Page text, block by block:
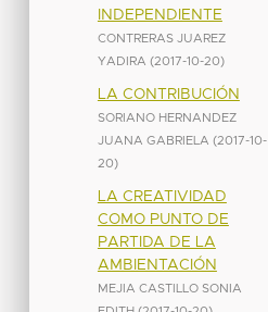
INDEPENDIENTE
CONTRERAS JUAREZ
YADIRA (2017-10-20)
LA CONTRIBUCIÓN
SORIANO HERNANDEZ
JUANA GABRIELA (2017-10-
20)
LA CREATIVIDAD
COMO PUNTO DE
PARTIDA DE LA
AMBIENTACIÓN
MEJIA CASTILLO SONIA